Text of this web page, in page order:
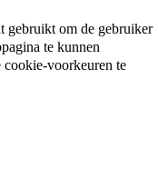
gebruikt om de gebruiker
te kunnen
cookie-voorkeuren te